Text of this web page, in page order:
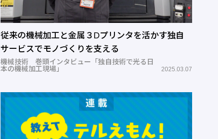
従来の機械加工と金属３Dプリンタを活かす独自
サービスでモノづくりを支える
機械技術 巻頭インタビュー「独自技術で光る日
本の機械加工現場」
2025.03.07